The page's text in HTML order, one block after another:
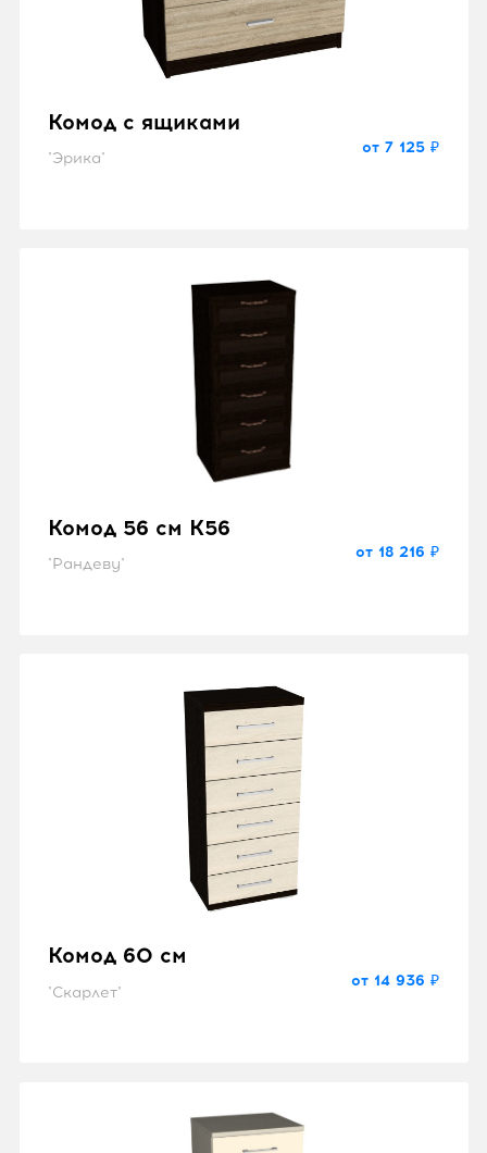
Комод с ящиками
"Эрика"
от 7 125 ₽
Комод 56 см K56
"Рандеву"
от 18 216 ₽
Комод 60 см
"Скарлет"
от 14 936 ₽